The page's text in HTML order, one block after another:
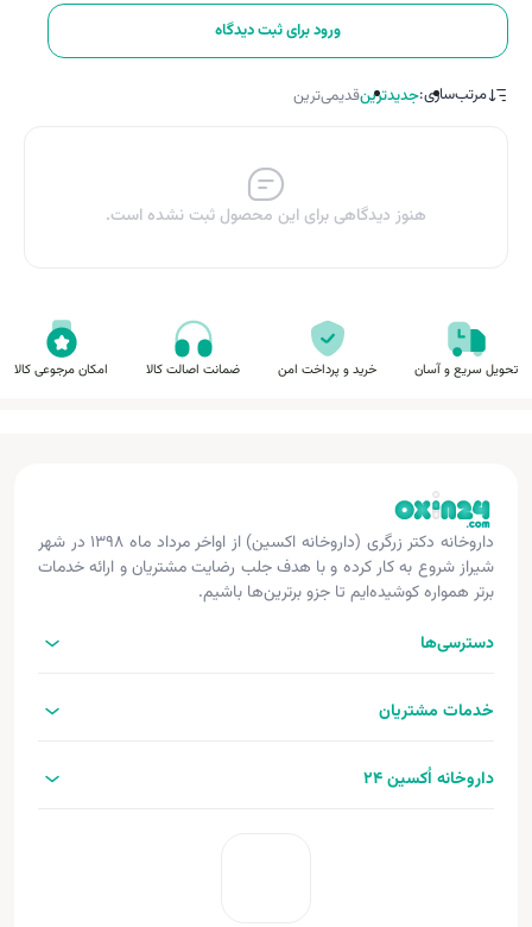
ورود برای ثبت دیدگاه
مرتب‌سازی:جدیدترینقدیمی‌ترین
هنوز دیدگاهی برای این محصول ثبت نشده است.
تحویل سریع و آسان خرید و پرداخت امن ضمانت اصالت کالا امکان مرجوعی کالا
داروخانه دکتر زرگری (داروخانه اکسین) از اواخر مرداد ماه ۱۳۹۸ در شهر
شیراز شروع به کار کرده و با هدف جلب رضایت مشتریان و ارائه خدمات
برتر همواره کوشیده‌ایم تا جزو برترین‌ها باشیم.
دسترسی‌ها
خدمات مشتریان
داروخانه اُکسین 24